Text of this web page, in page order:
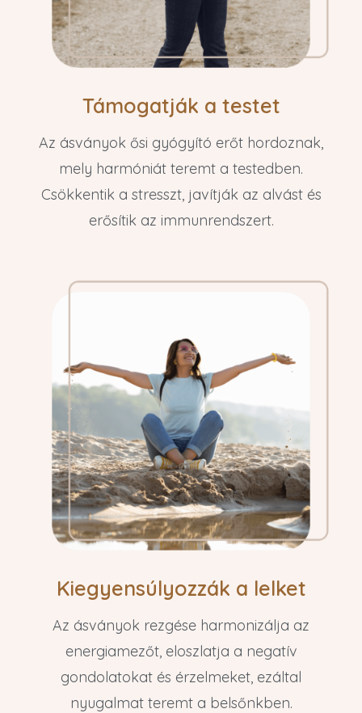
Támogatják a testet
Az ásványok ősi gyógyító erőt hordoznak,
mely harmóniát teremt a testedben.
Csökkentik a stresszt, javítják az alvást és
erősítik az immunrendszert.
Kiegyensúlyozzák a lelket
Az ásványok rezgése harmonizálja az
energiamezőt, eloszlatja a negatív
gondolatokat és érzelmeket, ezáltal
nyugalmat teremt a belsőnkben.